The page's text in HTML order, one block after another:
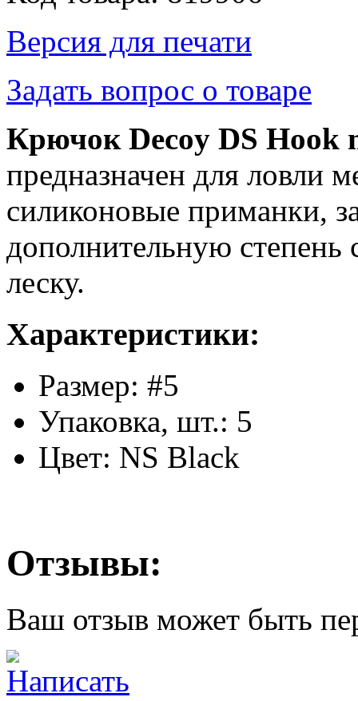
Версия для печати
Задать вопрос о товаре
Крючок Decoy DS Hook
предназначен для ловли
силиконовые приманки,
дополнительную степень
леску.
Характеристики:
Размер: #5
Упаковка, шт.: 5
Цвет: NS Black
Отзывы:
Ваш отзыв может быть